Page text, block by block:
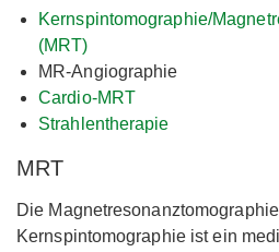
Kernspintomographie/
(MRT)
MR-Angiographie
Cardio-MRT
Strahlentherapie
MRT
Die
Kernspintomographie ist ein